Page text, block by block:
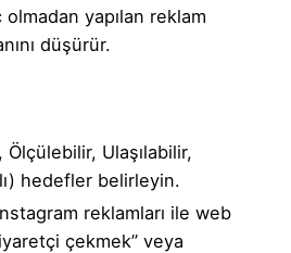
yapılan reklam
düşürür.
Ulaşılabilir,
hedefler belirleyin.
reklamları ile web
çekmek” veya